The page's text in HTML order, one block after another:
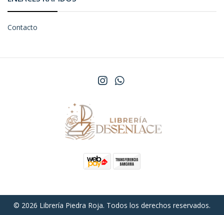
Contacto
© 2026 Librería Piedra Roja. Todos los derechos reservados.